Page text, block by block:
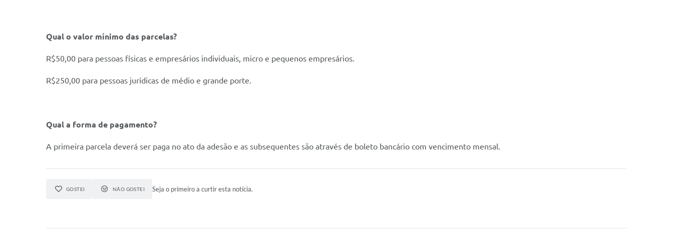
Qual o valor mínimo das parcelas?
R$50,00 para pessoas físicas e empresários individuais, micro e pequenos empresários.
R$250,00 para pessoas jurídicas de médio e grande porte.
Qual a forma de pagamento?
A primeira parcela deverá ser paga no ato da adesão e as subsequentes são através de boleto bancário com vencimento mensal.
GOSTEI NÃO GOSTEI Seja o primeiro a curtir esta notícia.